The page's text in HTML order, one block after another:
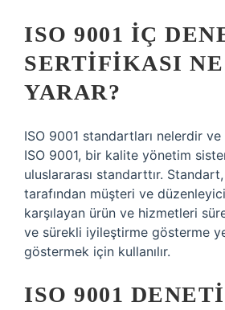
ISO 9001 İÇ
SERTIFIKASI
YARAR?
ISO 9001 standartları nelerdir ve
ISO 9001, bir kalite yönetim
uluslararası standarttır.
tarafından müşteri ve
karşılayan ürün ve hizmetleri
ve sürekli iyileştirme gösterme
göstermek için kullanılır.
ISO 9001